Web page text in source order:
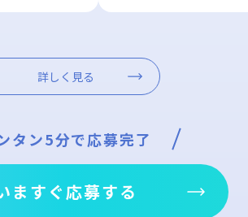
詳しく見る
タン5分で応募完了
ますぐ応募する